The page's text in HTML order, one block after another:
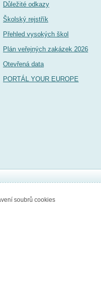
Důležité odkazy
Školský rejstřík
Přehled vysokých škol
Plán veřejných zakázek 2026
Otevřená data
PORTÁL YOUR EUROPE
soubrů cookies